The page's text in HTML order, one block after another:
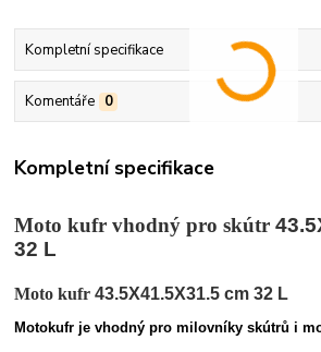
Kompletní specifikace
Komentáře 0
Kompletní specifikace
Moto kufr vhodný pro skútr
32 L
Moto kufr43.5X41.5X31.5 cm 32 L
Motokufr je vhodný pro milovníky skútrů i